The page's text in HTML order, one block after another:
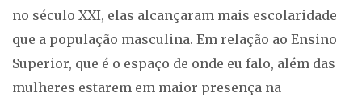
no século XXI, elas alcançaram mais escolaridade
que a população masculina. Em relação ao Ensino
Superior, que é o espaço de onde eu falo, além das
mulheres estarem em maior presença na